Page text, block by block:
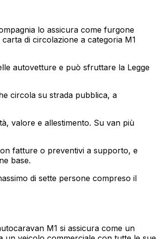
lo assicura come furgone
di circolazione a categoria M1
autovetture e può sfruttare la Legge
circola su strada pubblica, a
valore e allestimento. Su van più
fatture o preventivi a supporto, e
base.
di sette persone compreso il
M1 si assicura come un